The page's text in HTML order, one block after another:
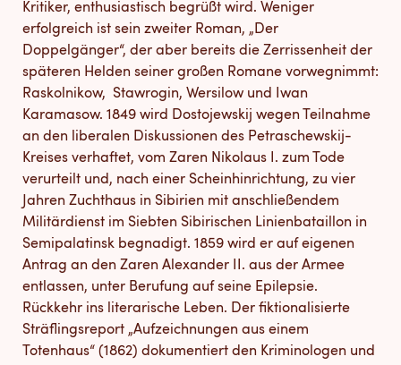
Kritiker, enthusiastisch begrüßt wird. Weniger
erfolgreich ist sein zweiter Roman, „Der
Doppelgänger“, der aber bereits die Zerrissenheit der
späteren Helden seiner großen Romane vorwegnimmt:
Raskolnikow, Stawrogin, Wersilow und Iwan
Karamasow. 1849 wird Dostojewskij wegen Teilnahme
an den liberalen Diskussionen des Petraschewskij-
Kreises verhaftet, vom Zaren Nikolaus I. zum Tode
verurteilt und, nach einer Scheinhinrichtung, zu vier
Jahren Zuchthaus in Sibirien mit anschließendem
Militärdienst im Siebten Sibirischen Linienbataillon in
Semipalatinsk begnadigt. 1859 wird er auf eigenen
Antrag an den Zaren Alexander II. aus der Armee
entlassen, unter Berufung auf seine Epilepsie.
Rückkehr ins literarische Leben. Der fiktionalisierte
Sträflingsreport „Aufzeichnungen aus einem
Totenhaus“ (1862) dokumentiert den Kriminologen und